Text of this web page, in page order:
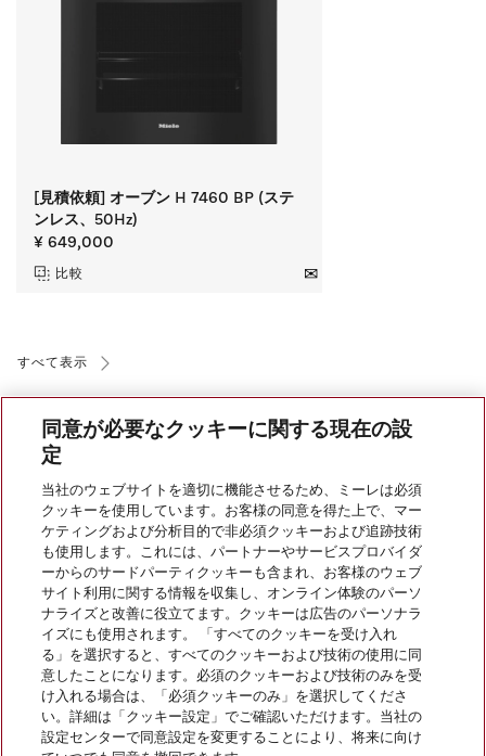
[見積依頼] オーブン H 7460 BP (ステ
ンレス、50Hz)
¥ 649,000
比較
すべて表示
会社案内
サービス
同意が必要なクッキーに関する現在の設
定
当社のウェブサイトを適切に機能させるため、ミーレは必須
クッキーを使用しています。お客様の同意を得た上で、マー
ケティングおよび分析目的で非必須クッキーおよび追跡技術
も使用します。これには、パートナーやサービスプロバイダ
ーからのサードパーティクッキーも含まれ、お客様のウェブ
サイト利用に関する情報を収集し、オンライン体験のパーソ
ナライズと改善に役立てます。クッキーは広告のパーソナラ
イズにも使用されます。 「すべてのクッキーを受け入れ
る」を選択すると、すべてのクッキーおよび技術の使用に同
意したことになります。必須のクッキーおよび技術のみを受
け入れる場合は、「必須クッキーのみ」を選択してくださ
い。詳細は「クッキー設定」でご確認いただけます。当社の
設定センターで同意設定を変更することにより、将来に向け